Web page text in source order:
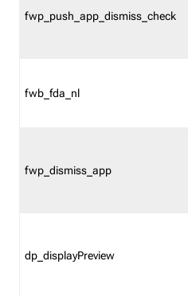
fwp_push_app_dismiss_check
fwb_fda_nl
fwp_dismiss_app
dp_displayPreview